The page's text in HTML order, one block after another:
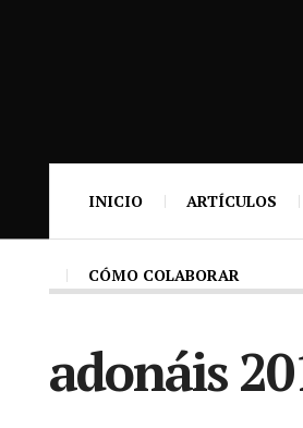
INICIO ARTÍCULOS
CÓMO COLABORAR
adonáis